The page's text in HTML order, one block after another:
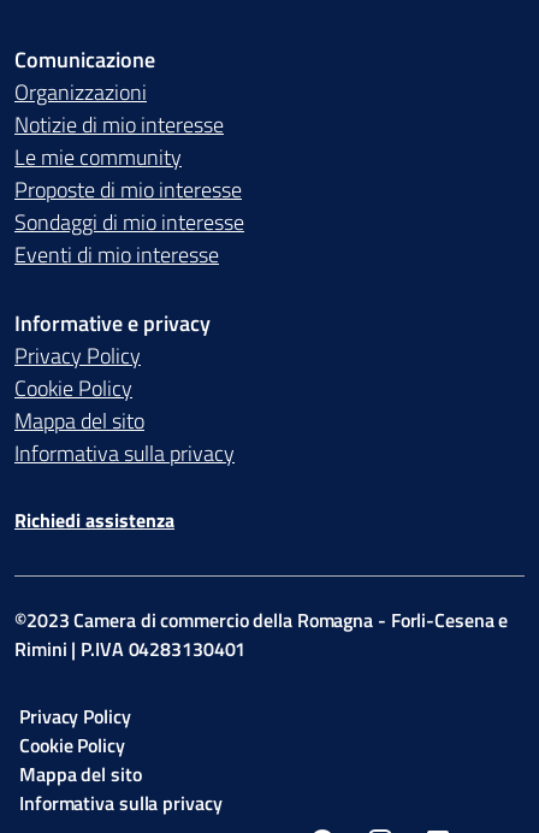
Comunicazione
Organizzazioni
Notizie di mio interesse
Le mie community
Proposte di mio interesse
Sondaggi di mio interesse
Eventi di mio interesse
Informative e privacy
Privacy Policy
Cookie Policy
Mappa del sito
Informativa sulla privacy
Richiedi assistenza
©2023 Camera di commercio della Romagna - Forli-Cesena e
Rimini | P.IVA 04283130401
Privacy Policy
Cookie Policy
Mappa del sito
Informativa sulla privacy